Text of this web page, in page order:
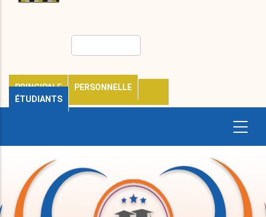
PRINCIPALE
PERSONNELLE
ÉTUDIANTS